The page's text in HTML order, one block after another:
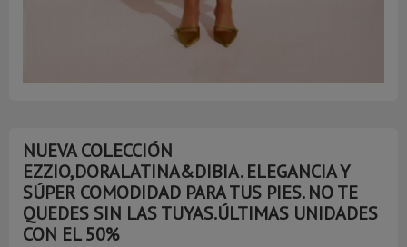
NUEVA COLECCIÓN
EZZIO,DORALATINA&DIBIA. ELEGANCIA Y
SÚPER COMODIDAD PARA TUS PIES. NO TE
QUEDES SIN LAS TUYAS.ÚLTIMAS UNIDADES
CON EL 50%